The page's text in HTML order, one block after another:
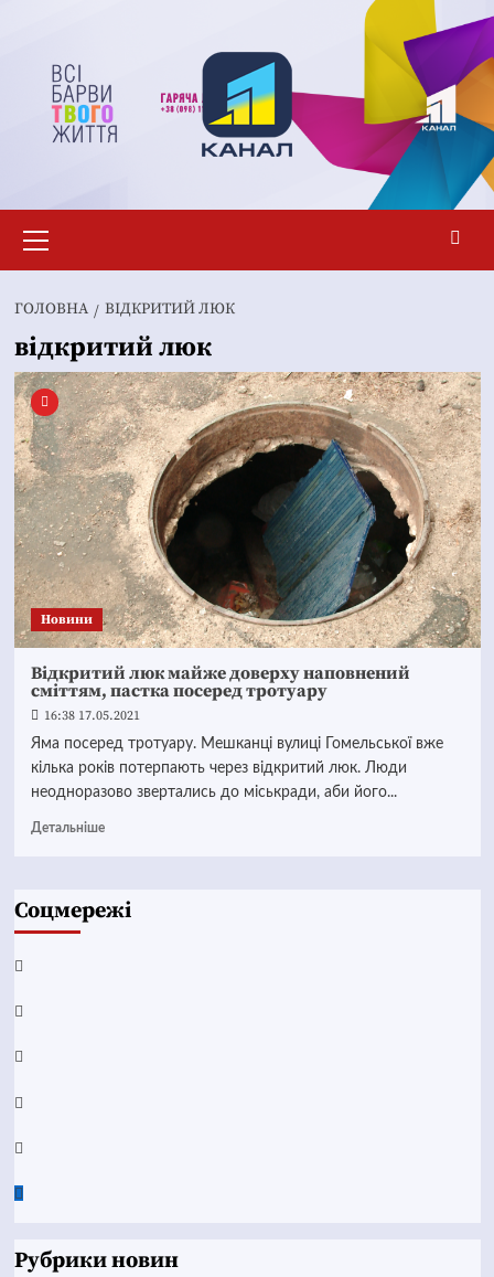
вмісту
меню
ГОЛОВНА ВІДКРИТИЙ ЛЮК
відкритий люк
Новини
Відкритий люк майже доверху наповнений
сміттям, пастка посеред тротуару
16:38 17.05.2021
Яма посеред тротуару. Мешканці вулиці Гомельської вже
кілька років потерпають через відкритий люк. Люди
неодноразово звертались до міськради, аби його...
Детальніше
Соцмережі
Facebook
YouTube
Telegram
Instagram
Twitter
Google
Рубрики новин